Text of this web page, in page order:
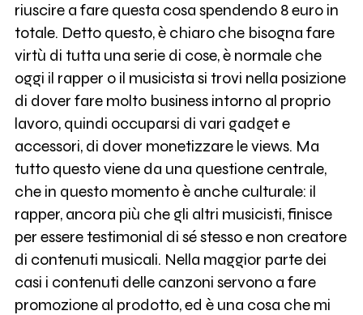
riuscire a fare questa cosa spendendo 8 euro in
totale. Detto questo, è chiaro che bisogna fare
virtù di tutta una serie di cose, è normale che
oggi il rapper o il musicista si trovi nella posizione
di dover fare molto business intorno al proprio
lavoro, quindi occuparsi di vari gadget e
accessori, di dover monetizzare le views. Ma
tutto questo viene da una questione centrale,
che in questo momento è anche culturale: il
rapper, ancora più che gli altri musicisti, finisce
per essere testimonial di sé stesso e non creatore
di contenuti musicali. Nella maggior parte dei
casi i contenuti delle canzoni servono a fare
promozione al prodotto, ed è una cosa che mi